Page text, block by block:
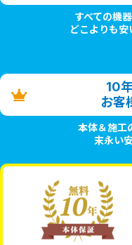
すべての機
どこよりも安
10
お客
本体＆施工
末永い